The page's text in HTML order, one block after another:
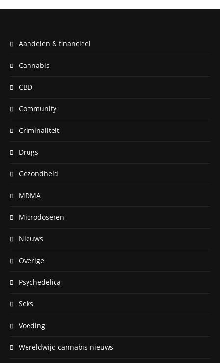
Aandelen & financieel
Cannabis
CBD
Community
Criminaliteit
Drugs
Gezondheid
MDMA
Microdoseren
Nieuws
Overige
Psychedelica
Seks
Voeding
Wereldwijd cannabis nieuws